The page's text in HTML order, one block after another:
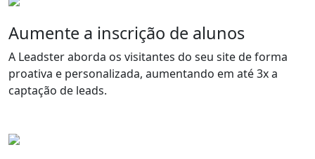
Aumente a inscrição de alunos
A Leadster aborda os visitantes do seu site de forma
proativa e personalizada, aumentando em até 3x a
captação de leads.